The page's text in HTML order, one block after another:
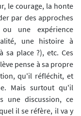
le courage, la honte
par des approches
une expérience
une histoire à
sa place ?), etc. Ces
pense à sa propre
qu'il réfléchit, et
Mais surtout qu'il
une discussion, ce
il se réfère, il va y